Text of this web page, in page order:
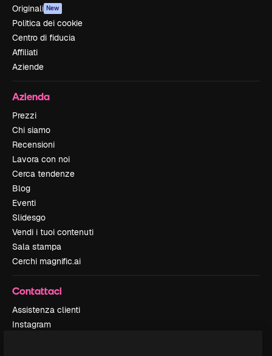
Originali New
Politica dei cookie
Centro di fiducia
Affiliati
Aziende
Azienda
Prezzi
Chi siamo
Recensioni
Lavora con noi
Cerca tendenze
Blog
Eventi
Slidesgo
Vendi i tuoi contenuti
Sala stampa
Cerchi magnific.ai
Contattaci
Assistenza clienti
Instagram